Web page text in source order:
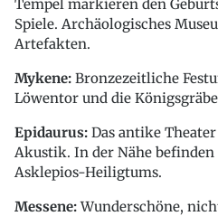
Tempel markieren den
Spiele. Archäologisches
Artefakten.
Mykene: Bronzezeitliche
Löwentor und die
Epidaurus: Das antike
Akustik. In der Nähe befinden
Asklepios-Heiligtums.
Messene:Wunderschöne,